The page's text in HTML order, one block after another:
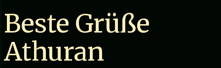
Beste Grüße
Athuran